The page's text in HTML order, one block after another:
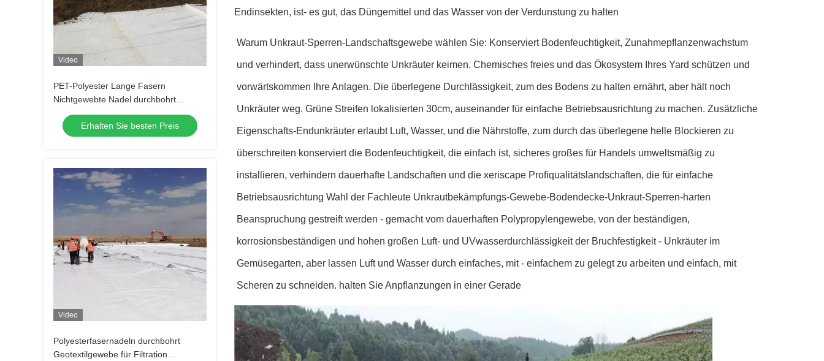
Video
PET-Polyester Lange Fasern
Nichtgewebte Nadel durchbohrt
Polyester Geotextil Nichtgewebe
Geotextil für Straßenbelag
Erhalten Sie besten Preis
Video
Polyesterfasernadeln durchbohrt
Geotextilgewebe für Filtration
Endinsekten, ist- es gut, das Düngemittel und das Wasser von der Verdunstung zu halten
Warum Unkraut-Sperren-Landschaftsgewebe wählen Sie: Konserviert Bodenfeuchtigkeit, Zunahmepflanzenwachstum
und verhindert, dass unerwünschte Unkräuter keimen. Chemisches freies und das Ökosystem Ihres Yard schützen und
vorwärtskommen Ihre Anlagen. Die überlegene Durchlässigkeit, zum des Bodens zu halten ernährt, aber hält noch
Unkräuter weg. Grüne Streifen lokalisierten 30cm, auseinander für einfache Betriebsausrichtung zu machen. Zusätzliche
Eigenschafts-Endunkräuter erlaubt Luft, Wasser, und die Nährstoffe, zum durch das überlegene helle Blockieren zu
überschreiten konserviert die Bodenfeuchtigkeit, die einfach ist, sicheres großes für Handels umweltsmäßig zu
installieren, verhindern dauerhafte Landschaften und die xeriscape Profiqualitätslandschaften, die für einfache
Betriebsausrichtung Wahl der Fachleute Unkrautbekämpfungs-Gewebe-Bodendecke-Unkraut-Sperren-harten
Beanspruchung gestreift werden - gemacht vom dauerhaften Polypropylengewebe, von der beständigen,
korrosionsbeständigen und hohen großen Luft- und UVwasserdurchlässigkeit der Bruchfestigkeit - Unkräuter im
Gemüsegarten, aber lassen Luft und Wasser durch einfaches, mit - einfachem zu gelegt zu arbeiten und einfach, mit
Scheren zu schneiden. halten Sie Anpflanzungen in einer Gerade